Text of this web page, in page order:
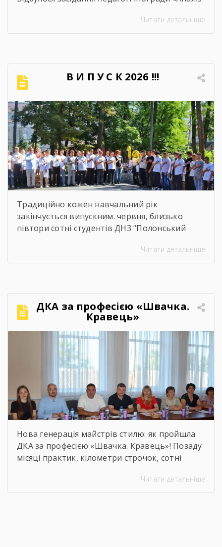
рік». Метою проведення засідання було
навчальних досягнень студентів,
ефективність роботи педагогічного
колективу, стан виховної та методичної
роботи. Дякуємо всім […]
Читати детальніше
В И П У С К 2026 !!!
Традиційно кожен навчальний рік
закінчується випускним. червня, близько
півтори сотні студентів ДНЗ “Полонський
одержали дипломи кваліфікованих
привітання та міцні обійми найрідніших. Для
вас, дорогі випускники, закінчився черговий
етап. А далі […]
Читати детальніше
ДКА за професією «Швачка.
Кравець»
Нова генерація майстрів стилю: як пройшла
ДКА за професією «Швачка. Кравець»! Позаду
місяці практик, кілометри строчок, сотні
примірками. 22 червня відбуласяЧитати детальніше